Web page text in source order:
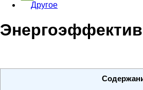
Другое